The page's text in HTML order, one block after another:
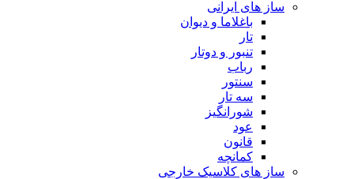
ساز های ایرانی
باغلاما و دیوان
تار
تنبور و دوتار
رباب
سنتور
سه تار
شورانگیز
عود
قانون
کمانچه
ساز های کلاسیک خارجی